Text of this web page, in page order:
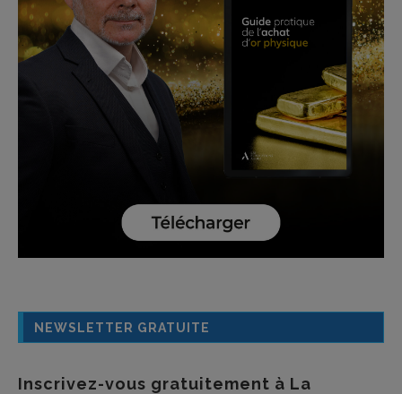
NEWSLETTER GRATUITE
Inscrivez-vous gratuitement à La